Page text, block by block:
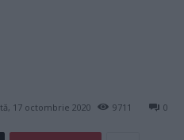
17 octombrie 2020 0
9711